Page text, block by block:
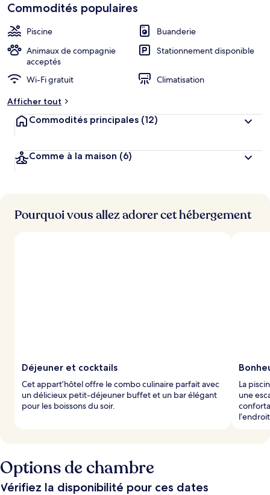
Commodités populaires
Piscine
Buanderie
Animaux de compagnie
acceptés
Stationnement disponible
Wi-Fi gratuit
Climatisation
Afficher tout
Commodités principales (12)
Comme à la maison (6)
Pourquoi vous allez adorer cet hébergement
Déjeuner et cocktails
Cet appart’hôtel offre le combo culinaire parfait avec
un délicieux petit-déjeuner buffet et un bar élégant
pour les boissons du soir.
La
une
Options de chambre
Vérifiez la disponibilité pour ces dates